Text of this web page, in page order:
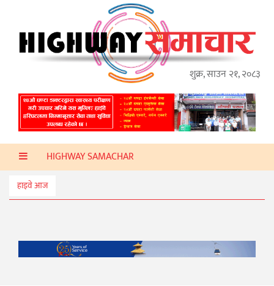
शुक्र, साउन २१, २०८३
गृहपृष्ठ
ताजा
समाचार
प्रदेश
प्रविधि
स्वास्थ्य
मनोरञ्जन
HIGHWAY SAMACHAR
हाइवे आज